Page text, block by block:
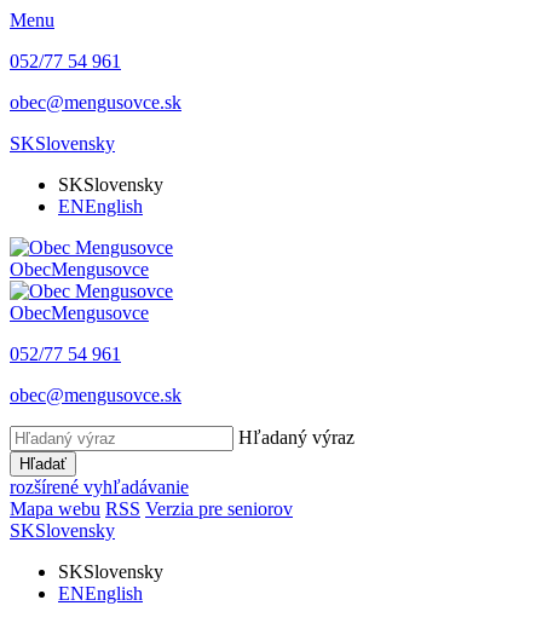
Menu
052/77 54 961
obec@mengusovce.sk
SKSlovensky
SKSlovensky
ENEnglish
ObecMengusovce
ObecMengusovce
052/77 54 961
obec@mengusovce.sk
Hľadaný výraz
Hľadať
rozšírené vyhľadávanie
Mapa webu RSS Verzia pre seniorov
SKSlovensky
SKSlovensky
ENEnglish